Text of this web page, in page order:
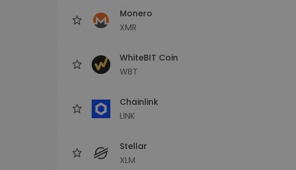
Monero
XMR
WhiteBIT Coin
WBT
Chainlink
LINK
Stellar
XLM